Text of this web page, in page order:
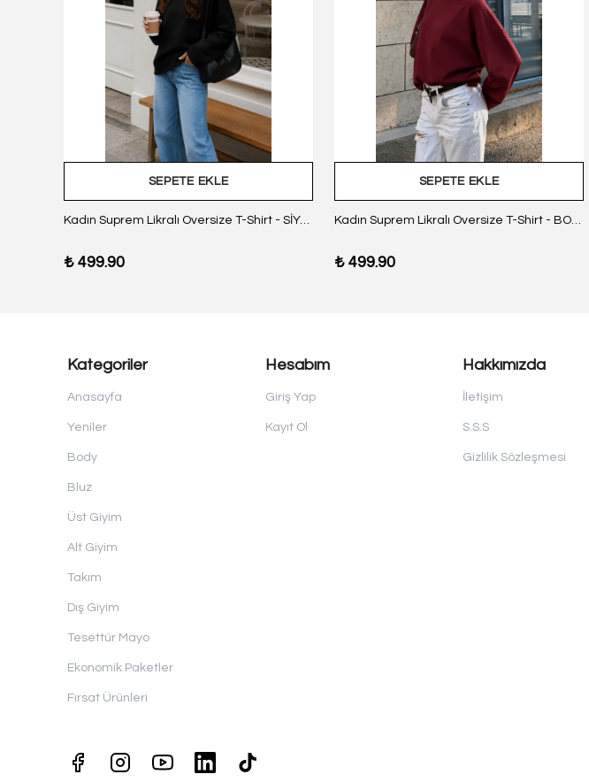
SEPETE EKLE
Kadın Suprem Likralı Oversize T-Shirt - SİYAH
₺ 499.90
SEPETE EKLE
Kadın Suprem Likralı Oversize T-Shirt - BORDO
₺ 499.90
Kategoriler
Anasayfa
Yeniler
Body
Bluz
Üst Giyim
Alt Giyim
Takım
Dış Giyim
Tesettür Mayo
Ekonomik Paketler
Fırsat Ürünleri
Hesabım
Giriş Yap
Kayıt Ol
Hakkımızda
İletişim
S.S.S
Gizlilik Sözleşmesi